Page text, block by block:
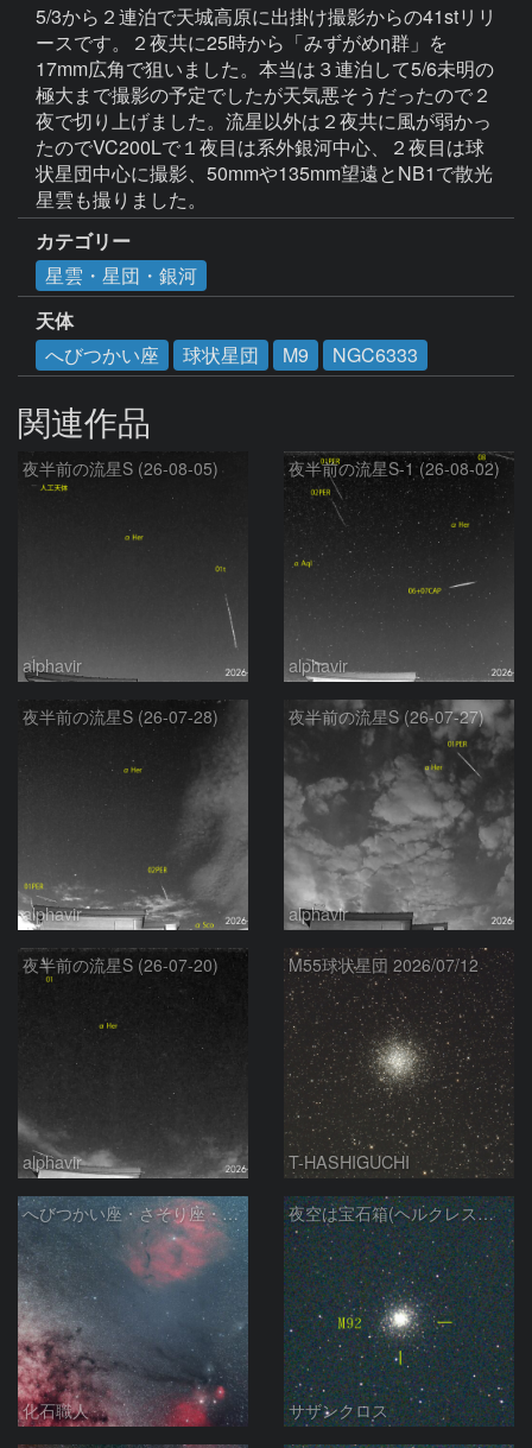
5/3から２連泊で天城高原に出掛け撮影からの41stリリ
ースです。２夜共に25時から「みずがめη群」を
17mm広角で狙いました。本当は３連泊して5/6未明の
極大まで撮影の予定でしたが天気悪そうだったので２
夜で切り上げました。流星以外は２夜共に風が弱かっ
たのでVC200Lで１夜目は系外銀河中心、２夜目は球
状星団中心に撮影、50mmや135mm望遠とNB1で散光
星雲も撮りました。
カテゴリー
星雲・星団・銀河
天体
へびつかい座
球状星団 M9 NGC6333
関連作品
夜半前の流星S (26-08-05)
alphavir
夜半前の流星S-1 (26-08-02)
alphavir
夜半前の流星S (26-07-28)
alphavir
夜半前の流星S (26-07-27)
alphavir
夜半前の流星S (26-07-20)
alphavir
M55球状星団 2026/07/12
T-HASHIGUCHI
へびつかい座・さそり座・いて座と天の川
化石職人
夜空は宝石箱(ヘルクレス座 M92) Seestar50
サザンクロス